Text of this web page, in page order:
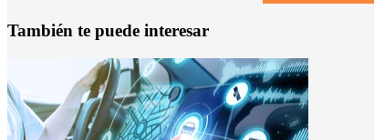
También te puede interesar